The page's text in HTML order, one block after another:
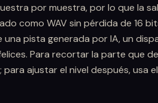
por muestra, por lo que la
como WAV sin pérdida de 16
pista generada por IA, un
Para recortar la parte que
ajustar el nivel después, usa